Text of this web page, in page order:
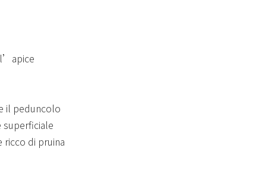
l’apice
il peduncolo
superficiale
ricco di pruina